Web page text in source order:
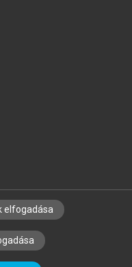
ALAPELVEK
elfogadása